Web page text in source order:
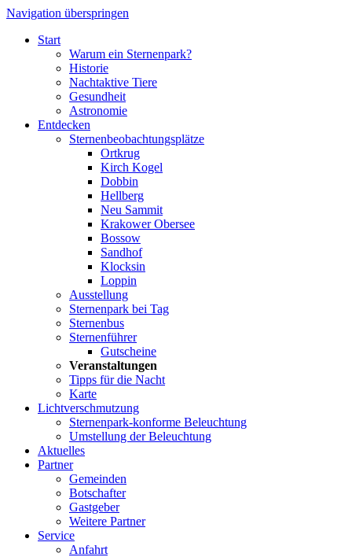
Navigation überspringen
Start
Warum ein Sternenpark?
Historie
Nachtaktive Tiere
Gesundheit
Astronomie
Entdecken
Sternenbeobachtungsplätze
Ortkrug
Kirch Kogel
Dobbin
Hellberg
Neu Sammit
Krakower Obersee
Bossow
Sandhof
Klocksin
Loppin
Ausstellung
Sternenpark bei Tag
Sternenbus
Sternenführer
Gutscheine
Veranstaltungen
Tipps für die Nacht
Karte
Lichtverschmutzung
Sternenpark-konforme Beleuchtung
Umstellung der Beleuchtung
Aktuelles
Partner
Gemeinden
Botschafter
Gastgeber
Weitere Partner
Service
Anfahrt